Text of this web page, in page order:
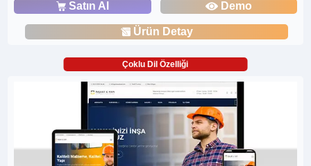
Satın Al Demo
Ürün Detay
Çoklu Dil Özelliği